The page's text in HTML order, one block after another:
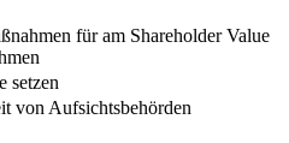
für am Shareholder Value
setzen
von Aufsichtsbehörden